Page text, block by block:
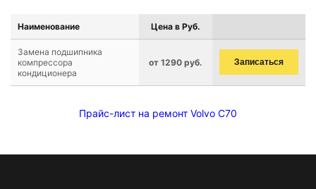
Наименование Цена в Руб.
Замена подшипника
компрессора
кондиционера
от 1290 руб. Записаться
Прайс-лист на ремонт Volvo C70